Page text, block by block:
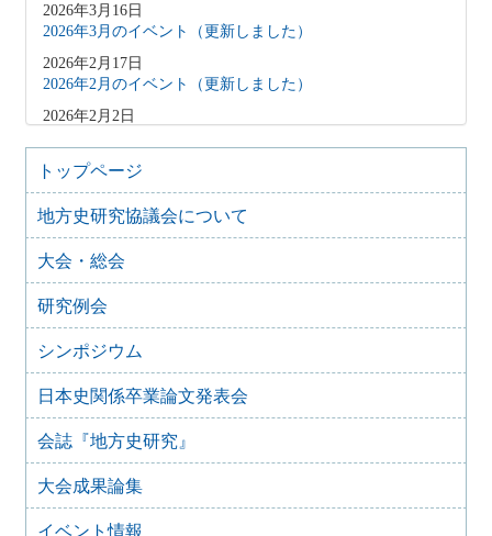
2026年3月16日
2026年3月のイベント（更新しました）
2026年2月17日
2026年2月のイベント（更新しました）
2026年2月2日
2026年1月9日
2026年1月のイベント(更新しました)
2025年12月10日
2025年12月のイベント
2025年10月31日
2025年11月のイベント（更新しました）
2025年9月20日
2025年10月のイベント(更新しました)
2025年8月のイベント
2025年7月27日
2025年7月のイベント(更新しました)
2025年6月2日
2025年6月のイベント
トップページ
地方史研究協議会について
大会・総会
研究例会
シンポジウム
日本史関係卒業論文発表会
会誌『地方史研究』
大会成果論集
イベント情報